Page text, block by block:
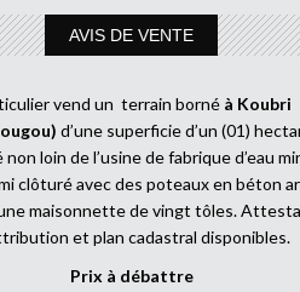
AVIS DE VENTE
vend un terrain borné à Koubri
d’une superficie d’un (01)
loin de l’usine de fabrique d’eau
clôturé avec des poteaux en béton
maisonnette de vingt tôles.
et plan cadastral disponibles.
Prix à débattre